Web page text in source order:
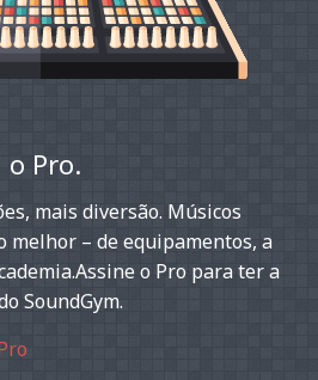
o Pro.
mais diversão. Músicos
melhor – de equipamentos, a
o Pro para ter a
SoundGym.